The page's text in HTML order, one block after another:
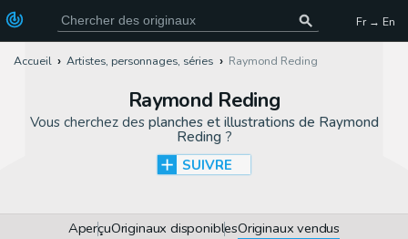
Fr → En
Accueil Artistes, personnages, séries Raymond Reding
Raymond Reding
Vous cherchez des planches et illustrations de Raymond
Reding ?
SUIVRE
AperçuOriginaux disponiblesOriginaux vendus